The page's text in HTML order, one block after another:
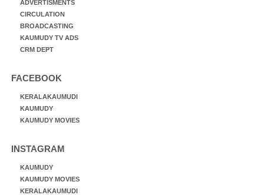
ADVERTISMENTS
CIRCULATION
BROADCASTING
KAUMUDY TV ADS
CRM DEPT
FACEBOOK
KERALAKAUMUDI
KAUMUDY
KAUMUDY MOVIES
INSTAGRAM
KAUMUDY
KAUMUDY MOVIES
KERALAKAUMUDI